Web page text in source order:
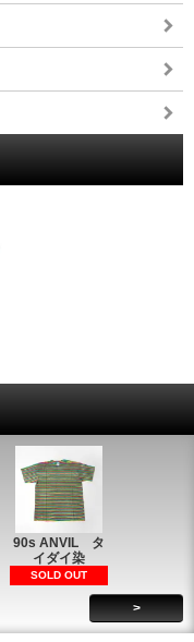
90s ANVIL タ
イダイ染
SOLD OUT
>